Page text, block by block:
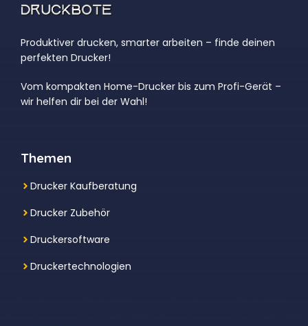
Produktiver drucken, smarter arbeiten – finde deinen
perfekten Drucker!
Vom kompakten Home-Drucker bis zum Profi-Gerät –
wir helfen dir bei der Wahl!
Themen
Drucker Kaufberatung
Drucker Zubehör
Druckersoftware
Druckertechnologien